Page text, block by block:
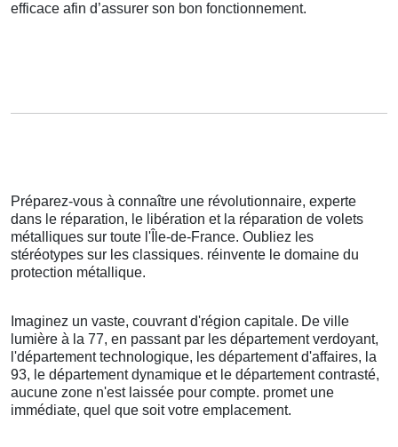
efficace afin d’assurer son bon fonctionnement.
Préparez-vous à connaître une révolutionnaire, experte
dans le réparation, le libération et la réparation de volets
métalliques sur toute l'Île-de-France. Oubliez les
stéréotypes sur les classiques. réinvente le domaine du
protection métallique.
Imaginez un vaste, couvrant d'région capitale. De ville
lumière à la 77, en passant par les département verdoyant,
l'département technologique, les département d'affaires, la
93, le département dynamique et le département contrasté,
aucune zone n'est laissée pour compte. promet une
immédiate, quel que soit votre emplacement.